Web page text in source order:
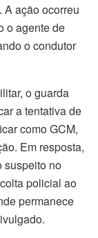
A ação ocorreu
o agente de
o condutor
o guarda
a tentativa de
como GCM,
Em resposta,
suspeito no
policial ao
permanece